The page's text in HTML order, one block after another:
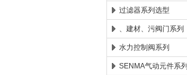
过滤器系列选型
、建材、污阀门系列
水力控制阀系列
SENMA气动元件系列